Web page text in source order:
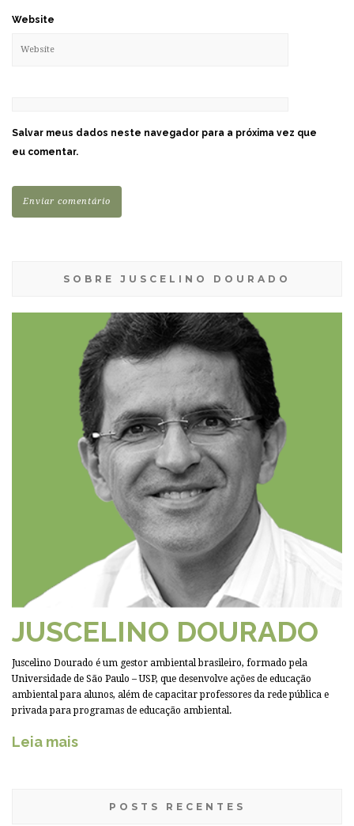
Website
Salvar meus dados neste navegador para a próxima vez que
eu comentar.
SOBRE JUSCELINO DOURADO
JUSCELINO DOURADO
Juscelino Dourado é um gestor ambiental brasileiro, formado pela
Universidade de São Paulo – USP, que desenvolve ações de educação
ambiental para alunos, além de capacitar professores da rede pública e
privada para programas de educação ambiental.
Leia mais
POSTS RECENTES